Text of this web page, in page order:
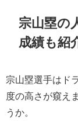
宗山塁の
成績も紹
宗山塁選手はド
度の高さが窺え
うか。